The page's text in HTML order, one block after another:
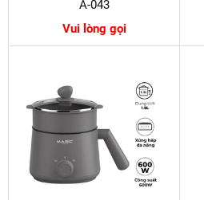
A-043
Vui lòng gọi